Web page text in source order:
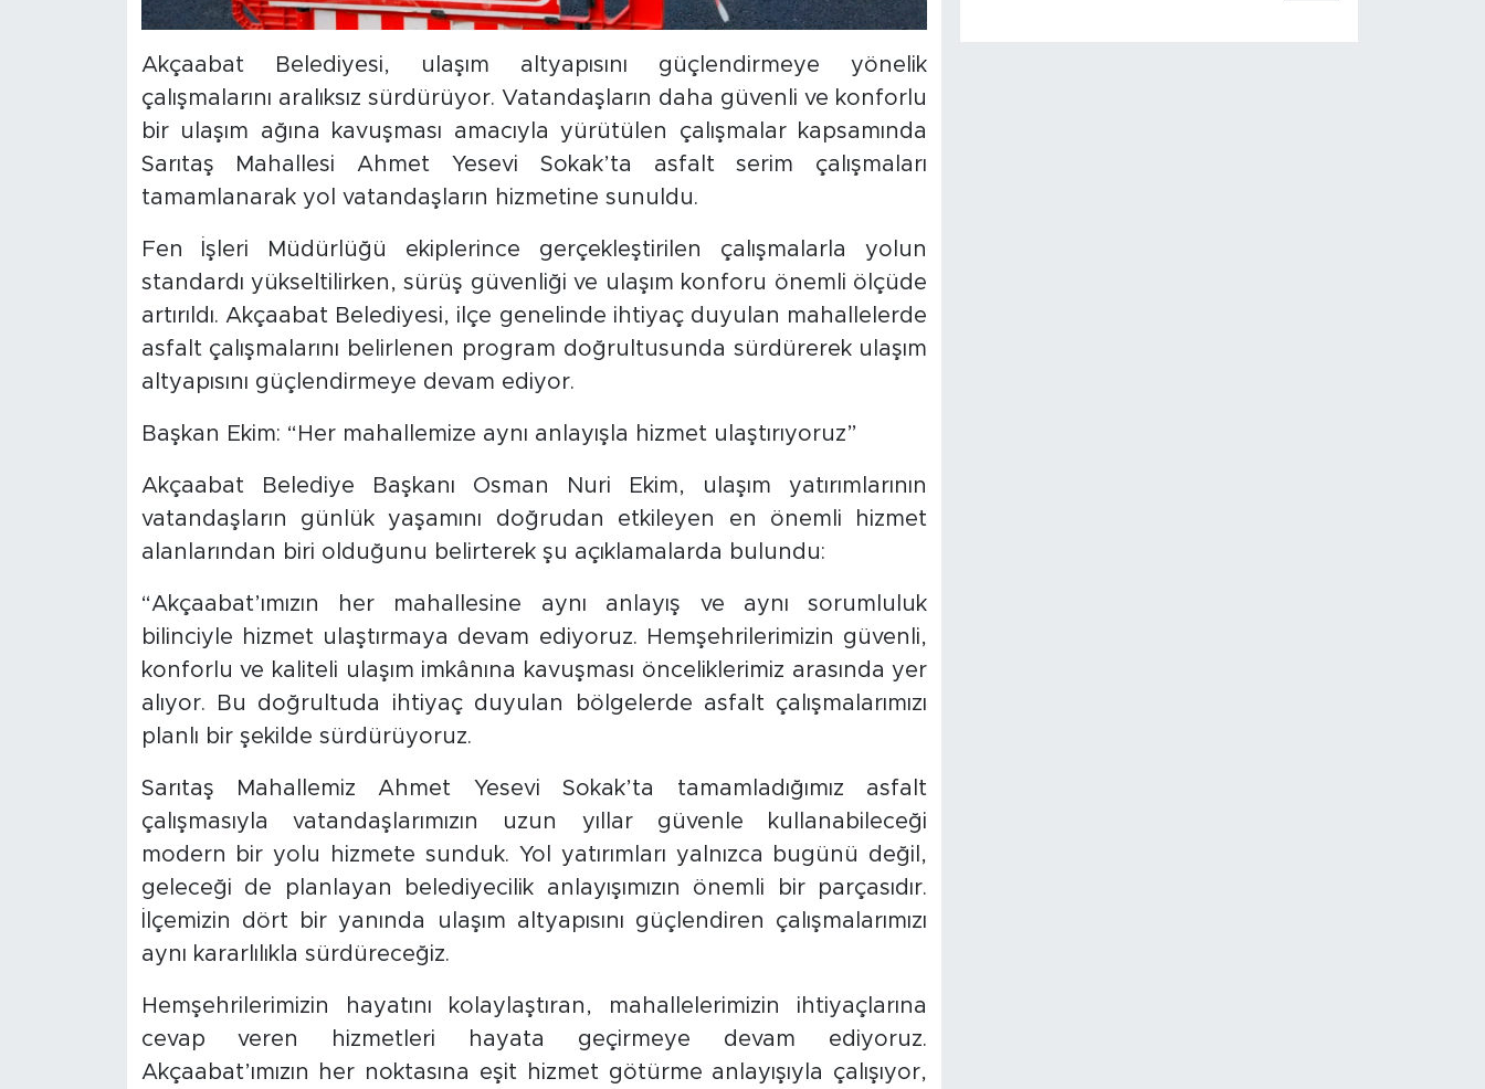
Akçaabat Belediyesi, ulaşım altyapısını güçlendirmeye yönelik
çalışmalarını aralıksız sürdürüyor. Vatandaşların daha güvenli ve konforlu
bir ulaşım ağına kavuşması amacıyla yürütülen çalışmalar kapsamında
Sarıtaş Mahallesi Ahmet Yesevi Sokak’ta asfalt serim çalışmaları
tamamlanarak yol vatandaşların hizmetine sunuldu.
Fen İşleri Müdürlüğü ekiplerince gerçekleştirilen çalışmalarla yolun
standardı yükseltilirken, sürüş güvenliği ve ulaşım konforu önemli ölçüde
artırıldı. Akçaabat Belediyesi, ilçe genelinde ihtiyaç duyulan mahallelerde
asfalt çalışmalarını belirlenen program doğrultusunda sürdürerek ulaşım
altyapısını güçlendirmeye devam ediyor.
Başkan Ekim: “Her mahallemize aynı anlayışla hizmet ulaştırıyoruz”
Akçaabat Belediye Başkanı Osman Nuri Ekim, ulaşım yatırımlarının
vatandaşların günlük yaşamını doğrudan etkileyen en önemli hizmet
alanlarından biri olduğunu belirterek şu açıklamalarda bulundu:
“Akçaabat’ımızın her mahallesine aynı anlayış ve aynı sorumluluk
bilinciyle hizmet ulaştırmaya devam ediyoruz. Hemşehrilerimizin güvenli,
konforlu ve kaliteli ulaşım imkânına kavuşması önceliklerimiz arasında yer
alıyor. Bu doğrultuda ihtiyaç duyulan bölgelerde asfalt çalışmalarımızı
planlı bir şekilde sürdürüyoruz.
Sarıtaş Mahallemiz Ahmet Yesevi Sokak’ta tamamladığımız asfalt
çalışmasıyla vatandaşlarımızın uzun yıllar güvenle kullanabileceği
modern bir yolu hizmete sunduk. Yol yatırımları yalnızca bugünü değil,
geleceği de planlayan belediyecilik anlayışımızın önemli bir parçasıdır.
İlçemizin dört bir yanında ulaşım altyapısını güçlendiren çalışmalarımızı
aynı kararlılıkla sürdüreceğiz.
Hemşehrilerimizin hayatını kolaylaştıran, mahallelerimizin ihtiyaçlarına
cevap veren hizmetleri hayata geçirmeye devam ediyoruz.
Akçaabat’ımızın her noktasına eşit hizmet götürme anlayışıyla çalışıyor,